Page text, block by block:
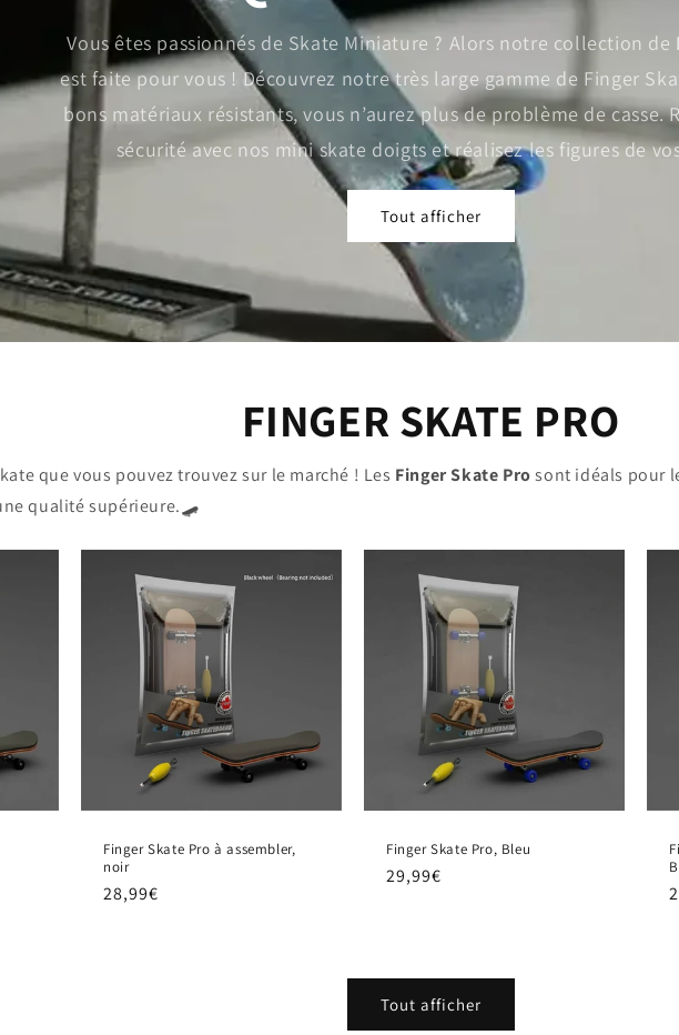
Vous êtes passionnés de Skate Miniature ? Alors notre collection de
est faite pour vous ! Découvrez notre très large gamme de Finger
bons matériaux résistants, vous n’aurez plus de problème de casse.
sécurité avec nos mini skate doigts et réalisez les figures de
Tout afficher
FINGER SKATE PRO
que vous pouvez trouvez sur le marché ! Les Finger Skate Prosont idéals pour
qualité supérieure.🛹
Finger Skate Pro à assembler,
noir
Prix
28,99€
Finger Skate Pro, Bleu
Prix
29,99€
Tout afficher